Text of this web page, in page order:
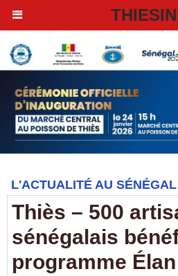
L'ACTUALITÉ AU SÉNÉGAL
Thiès – 500
sénégalais
programme